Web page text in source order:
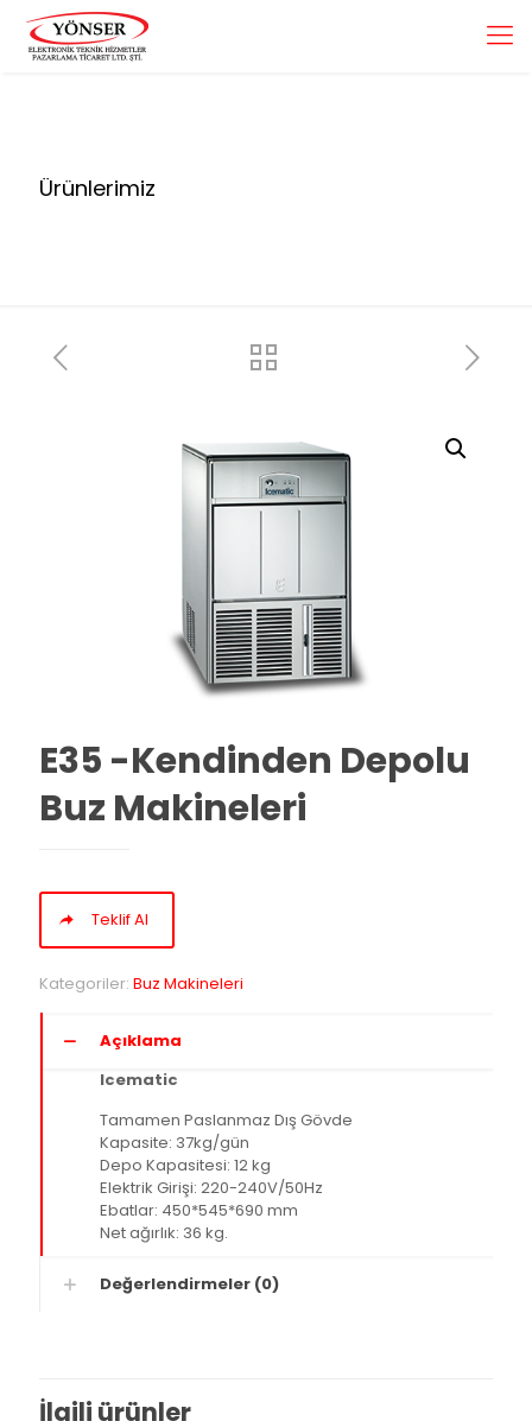
Ürünlerimiz
E35 -Kendinden Depolu
Buz Makineleri
Teklif Al
Kategoriler: Buz Makineleri
Açıklama
Icematic
Tamamen Paslanmaz Dış Gövde
Kapasite: 37kg/gün
Depo Kapasitesi: 12 kg
Elektrik Girişi: 220-240V/50Hz
Ebatlar: 450*545*690 mm
Net ağırlık: 36 kg.
Değerlendirmeler (0)
İlgili ürünler